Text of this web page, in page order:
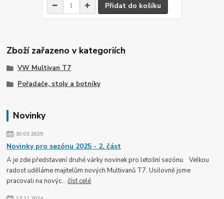
Novinky
30.03.2025
Novinky pro sezónu 2025 - 2. část
A je zde představení druhé várky novinek pro letošní sezónu. Velkou
radost uděláme majitelům nových Multivanů T7. Usilovně jsme
pracovali na novýc...číst celé
Přidat do košíku
Zboží zařazeno v kategoriích
VW Multivan T7
Pořadače, stoly a botníky